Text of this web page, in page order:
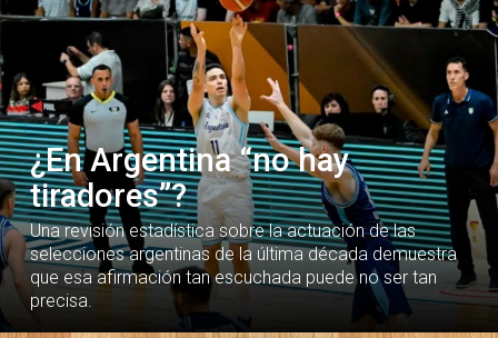
¿En Argentina “no hay
tiradores”?
Una revisión estadística sobre la actuación de las
selecciones argentinas de la última década demuestra
que esa afirmación tan escuchada puede no ser tan
precisa.